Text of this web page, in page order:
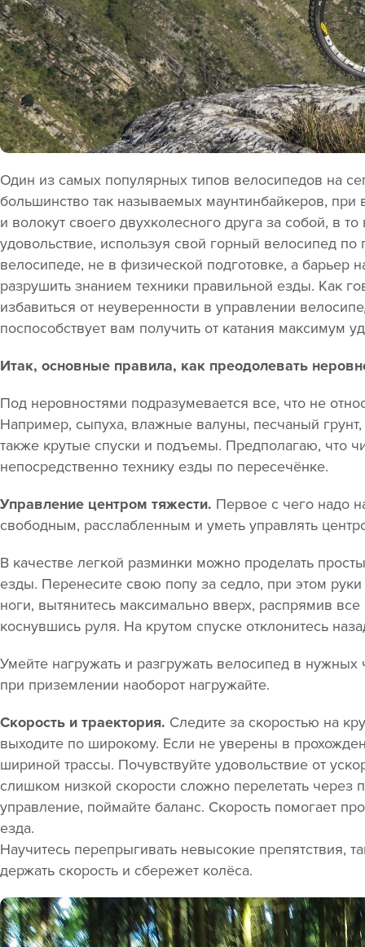
Один из самых популярных типов велосипедов на
большинство так называемых маунтинбайкеров,
и волокут своего двухколесного друга за собой, в
удовольствие, используя свой горный велосипед
велосипеде, не в физической подготовке, а барьер
разрушить знанием техники правильной езды. Как
избавиться от неуверенности в управлении
поспособствует вам получить от катания максимум
Итак, основные правила, как преодолевать
Под неровностями подразумевается все, что не
Например, сыпуха, влажные валуны, песчаный
также крутые спуски и подъемы. Предполагаю, что
непосредственно технику езды по пересечёнке.
Управление центром тяжести. Первое с чего надо
свободным, расслабленным и уметь управлять
В качестве легкой разминки можно проделать
езды. Перенесите свою попу за седло, при этом
ноги, вытянитесь максимально вверх, распрямив
коснувшись руля. На крутом спуске отклонитесь
Умейте нагружать и разгружать велосипед в
при приземлении наоборот нагружайте.
Скорость и траектория. Следите за скоростью на
выходите по широкому. Если не уверены в
шириной трассы. Почувствуйте удовольствие от
слишком низкой скорости сложно перелетать через
управление, поймайте баланс. Скорость помогает
езда.
Научитесь перепрыгивать невысокие препятствия,
держать скорость и сбережет колёса.